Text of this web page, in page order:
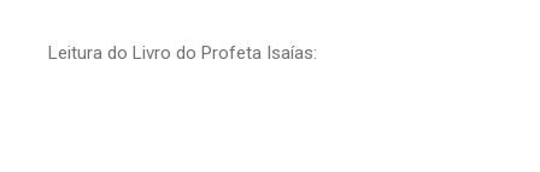
Leitura do Livro do Profeta Isaías: